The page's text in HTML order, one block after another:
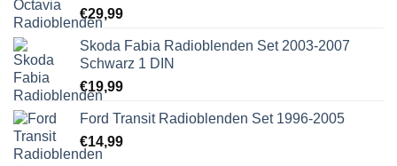
€29,99
Skoda Fabia Radioblenden Set 2003-2007
Schwarz 1 DIN
€19,99
Ford Transit Radioblenden Set 1996-2005
€14,99